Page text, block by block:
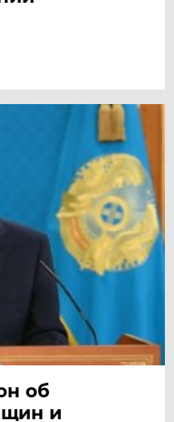
об
и